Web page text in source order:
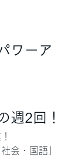
ワーア
週2回！
会・国語」